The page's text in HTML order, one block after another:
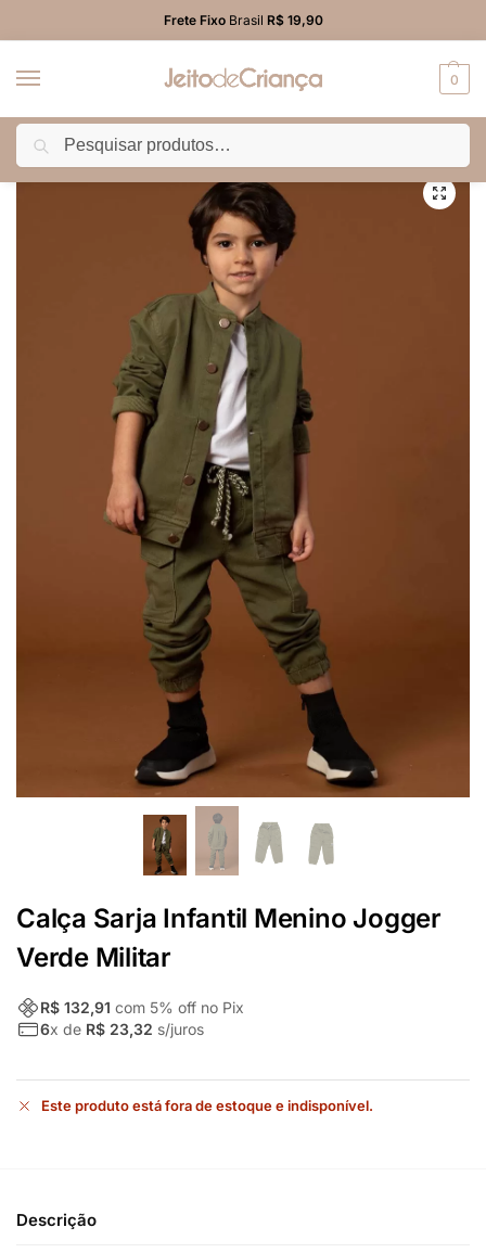
Frete FixoBrasil R$ 19,90
0
Início MENINOS / Calça / Calça Sarja Infantil Menino Jogger Verde Militar
Calça Sarja Infantil Menino Jogger
Verde Militar
R$ 132,91 com 5% off no Pix
6x de R$ 23,32 s/juros
Este produto está fora de estoque e indisponível.
Descrição